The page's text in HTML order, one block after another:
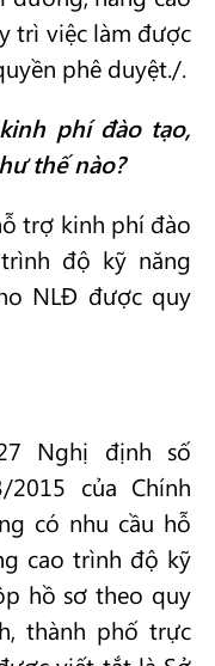
trì việc làm được
phê duyệt./.
phí đào tạo,
thế nào?
trợ kinh phí đào
độ kỹ năng
NLĐ được quy
Nghị định số
của Chính
có nhu cầu hỗ
cao trình độ kỹ
hồ sơ theo quy
thành phố trực